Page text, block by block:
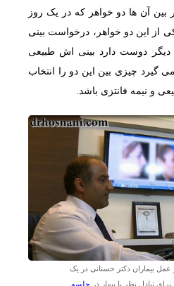
بین آن ها دو خواهر که در یک روز
از این دو خواهر، درخواست بینی
دیگر دوست دارد بینی اش طبیعی
گیرد چیزی بین این دو را انتخاب
و نیمه فانتزی باشد.
بیماران دکتر حسنانی در یک
تبادل نظر با بیمار در جلسه